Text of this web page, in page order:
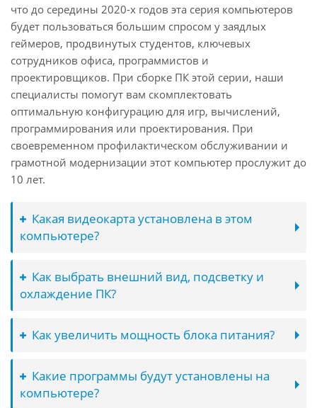
что до середины 2020-х годов эта серия компьютеров
будет пользоваться большим спросом у заядлых
геймеров, продвинутых студентов, ключевых
сотрудников офиса, программистов и
проектировщиков. При сборке ПК этой серии, наши
специалисты помогут вам скомплектовать
оптимальную конфигурацию для игр, вычислений,
программирования или проектирования. При
своевременном профилактическом обслуживании и
грамотной модернизации этот компьютер прослужит до
10 лет.
Какая видеокарта установлена в этом
компьютере?
Как выбрать внешний вид, подсветку и
охлаждение ПК?
Как увеличить мощность блока питания?
Какие программы будут установлены на
компьютере?